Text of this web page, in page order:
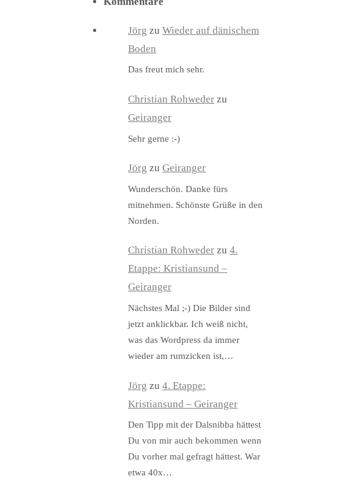
Jörg zu Wieder auf dänischem
Boden
Das freut mich sehr.
Christian Rohweder zu
Geiranger
Sehr gerne :-)
Jörg zu Geiranger
Wunderschön. Danke fürs
mitnehmen. Schönste Grüße in den
Norden.
Christian Rohweder zu 4.
Etappe: Kristiansund –
Geiranger
Nächstes Mal ;-) Die Bilder sind
jetzt anklickbar. Ich weiß nicht,
was das Wordpress da immer
wieder am rumzicken ist,…
Jörg zu 4. Etappe:
Kristiansund – Geiranger
Den Tipp mit der Dalsnibba hättest
Du von mir auch bekommen wenn
Du vorher mal gefragt hättest. War
etwa 40x…